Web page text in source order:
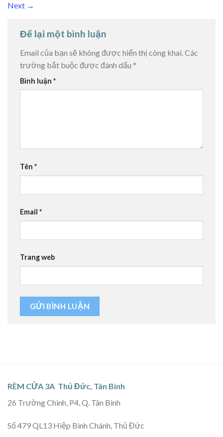
Next →
Để lại một bình luận
Email của bạn sẽ không được hiển thị công khai. Các
trường bắt buộc được đánh dấu *
Bình luận *
Tên *
Email *
Trang web
RÈM CỬA 3A Thủ Đức, Tân Bình
26 Trường Chinh, P4, Q. Tân Bình
Số 479 QL13 Hiệp Bình Chánh, Thủ Đức